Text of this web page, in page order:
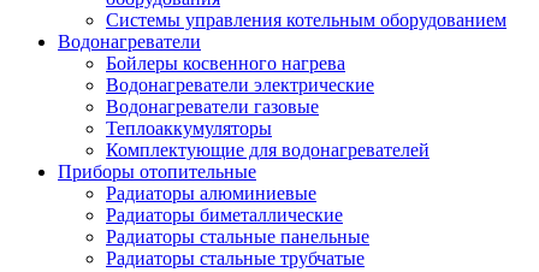
Системы управления котельным оборудованием
Водонагреватели
Бойлеры косвенного нагрева
Водонагреватели электрические
Водонагреватели газовые
Теплоаккумуляторы
Комплектующие для водонагревателей
Приборы отопительные
Радиаторы алюминиевые
Радиаторы биметаллические
Радиаторы стальные панельные
Радиаторы стальные трубчатые